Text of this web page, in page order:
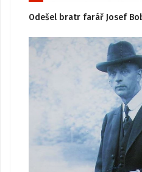
Odešel bratr farář Josef